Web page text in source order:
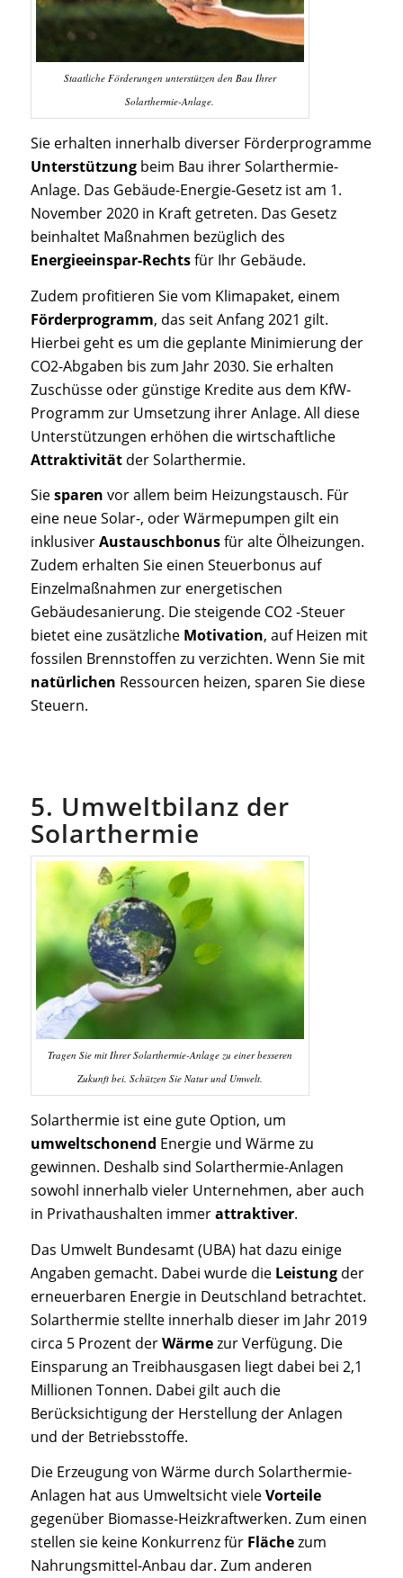
Staatliche Förderungen unterstützen den Bau Ihrer
Solarthermie-Anlage.
Sie erhalten innerhalb diverser Förderprogramme
Unterstützungbeim Bau ihrer Solarthermie-
Anlage. Das Gebäude-Energie-Gesetz ist am 1.
November 2020 in Kraft getreten. Das Gesetz
beinhaltet Maßnahmen bezüglich des
Energieeinspar-Rechtsfür Ihr Gebäude.
Zudem profitieren Sie vom Klimapaket, einem
Förderprogramm, das seit Anfang 2021 gilt.
Hierbei geht es um die geplante Minimierung der
CO2-Abgaben bis zum Jahr 2030. Sie erhalten
Zuschüsse oder günstige Kredite aus dem KfW-
Programm zur Umsetzung ihrer Anlage. All diese
Unterstützungen erhöhen die wirtschaftliche
Attraktivitätder Solarthermie.
Siesparen vor allem beim Heizungstausch. Für
eine neue Solar-, oder Wärmepumpen gilt ein
inklusiverAustauschbonusfür alte Ölheizungen.
Zudem erhalten Sie einen Steuerbonus auf
Einzelmaßnahmen zur energetischen
Gebäudesanierung. Die steigende CO2 -Steuer
bietet eine zusätzliche Motivation, auf Heizen mit
fossilen Brennstoffen zu verzichten. Wenn Sie mit
natürlichen Ressourcen heizen, sparen Sie diese
Steuern.
5. Umweltbilanz der
Solarthermie
Tragen Sie mit Ihrer Solarthermie-Anlage zu einer besseren
Zukunft bei. Schützen Sie Natur und Umwelt.
Solarthermie ist eine gute Option, um
umweltschonend Energie und Wärme zu
gewinnen. Deshalb sind Solarthermie-Anlagen
sowohl innerhalb vieler Unternehmen, aber auch
in Privathaushalten immerattraktiver.
Das Umwelt Bundesamt (UBA) hat dazu einige
Angaben gemacht. Dabei wurde die Leistungder
erneuerbaren Energie in Deutschland betrachtet.
Solarthermie stellte innerhalb dieser im Jahr 2019
circa 5 Prozent derWärmezur Verfügung. Die
Einsparung an Treibhausgasen liegt dabei bei 2,1
Millionen Tonnen. Dabei gilt auch die
Berücksichtigung der Herstellung der Anlagen
und der Betriebsstoffe.
Die Erzeugung von Wärme durch Solarthermie-
Anlagen hat aus Umweltsicht vieleVorteile
gegenüber Biomasse-Heizkraftwerken. Zum einen
stellen sie keine Konkurrenz für Flächezum
Nahrungsmittel-Anbau dar. Zum anderen